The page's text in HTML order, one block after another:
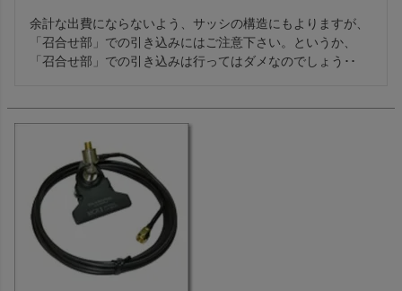
余計な出費にならないよう、サッシの構造にもよりますが、
「召合せ部」での引き込みにはご注意下さい。というか、
「召合せ部」での引き込みは行ってはダメなのでしょう･･